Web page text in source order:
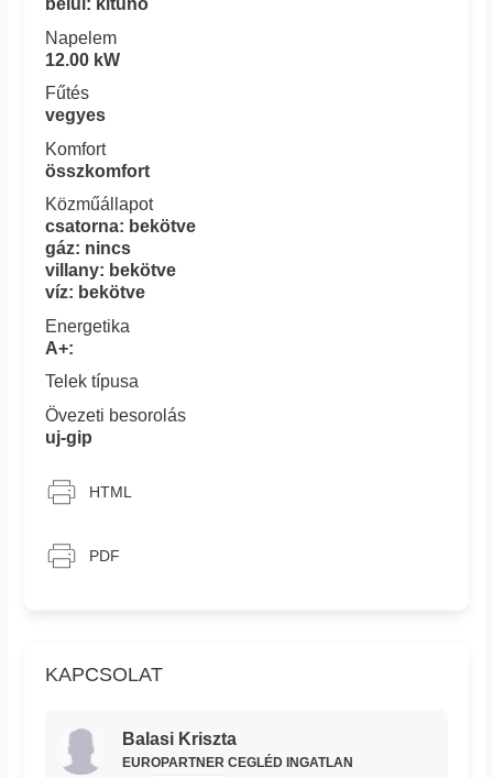
KAPCSOLAT
Balasi Kriszta
EUROPARTNER CEGLÉD INGATLAN
belül: kitűnő
Napelem
12.00 kW
Fűtés
vegyes
Komfort
összkomfort
Közműállapot
csatorna: bekötve
gáz: nincs
villany: bekötve
víz: bekötve
Energetika
A+:
Telek típusa
Övezeti besorolás
uj-gip
HTML
PDF